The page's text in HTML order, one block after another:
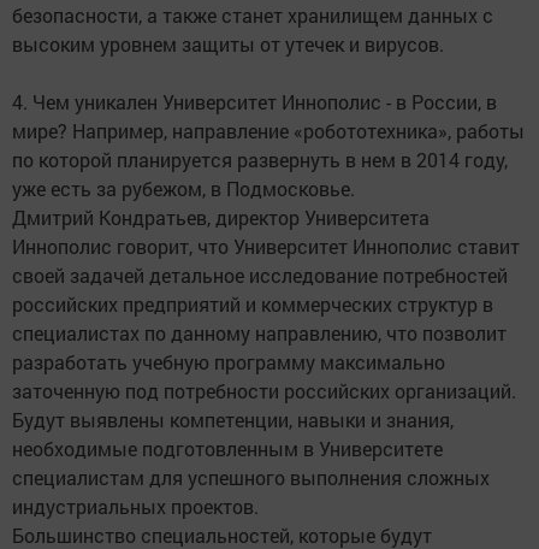
безопасности, а также станет хранилищем данных с
высоким уровнем защиты от утечек и вирусов.
4. Чем уникален Университет Иннополис - в России, в
мире? Например, направление «робототехника», работы
по которой планируется развернуть в нем в 2014 году,
уже есть за рубежом, в Подмосковье.
Дмитрий Кондратьев, директор Университета
Иннополис говорит, что Университет Иннополис ставит
своей задачей детальное исследование потребностей
российских предприятий и коммерческих структур в
специалистах по данному направлению, что позволит
разработать учебную программу максимально
заточенную под потребности российских организаций.
Будут выявлены компетенции, навыки и знания,
необходимые подготовленным в Университете
специалистам для успешного выполнения сложных
индустриальных проектов.
Большинство специальностей, которые будут